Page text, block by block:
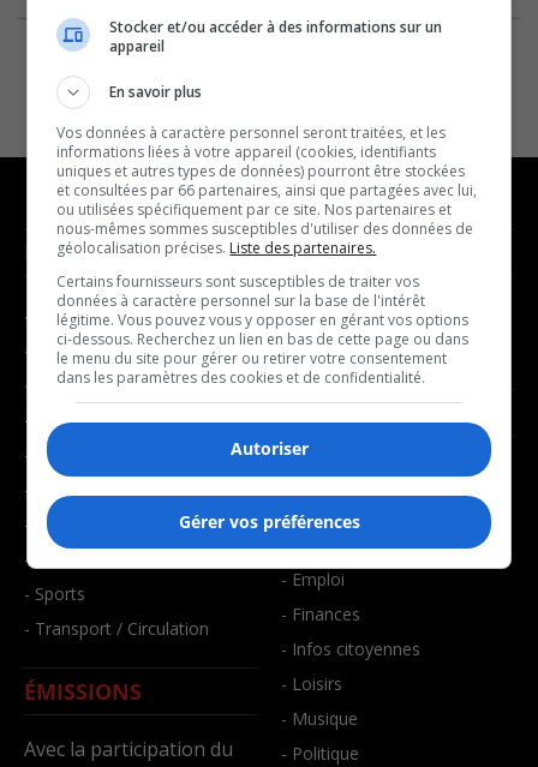
NOUVELLES
- Affaires municipales
- Communauté / Social
- Culture
- Économie
- Éducation
- Environnement
- Faits divers
- Santé et bien-être
- Sports
- Transport / Circulation
ÉMISSIONS
Avec la participation du
MUSIQUE
- Décompte franco
- Joué récemment
BALADOS
- Affaires
- Art de vivre
- Bien-être
- Emploi
- Finances
- Infos citoyennes
- Loisirs
- Musique
- Politique
Stocker et/ou accéder à des informations sur un
appareil
En savoir plus
Vos données à caractère personnel seront traitées, et les
informations liées à votre appareil (cookies, identifiants
uniques et autres types de données) pourront être stockées
et consultées par 66 partenaires, ainsi que partagées avec lui,
ou utilisées spécifiquement par ce site. Nos partenaires et
nous-mêmes sommes susceptibles d'utiliser des données de
géolocalisation précises. Liste des partenaires.
Certains fournisseurs sont susceptibles de traiter vos
données à caractère personnel sur la base de l'intérêt
légitime. Vous pouvez vous y opposer en gérant vos options
ci-dessous. Recherchez un lien en bas de cette page ou dans
le menu du site pour gérer ou retirer votre consentement
dans les paramètres des cookies et de confidentialité.
Autoriser
Gérer vos préférences